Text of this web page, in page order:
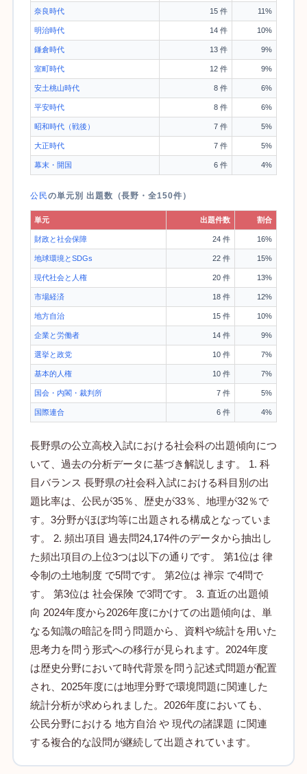
奈良時代 15 件 11%
明治時代 14 件 10%
鎌倉時代 13 件 9%
室町時代 12 件 9%
安土桃山時代 8 件 6%
平安時代 8 件 6%
昭和時代（戦後） 7 件 5%
大正時代 7 件 5%
幕末・開国 6 件 4%
公民の単元別 出題数（長野・全150件）
単元 出題件数 割合
財政と社会保障 24 件 16%
地球環境とSDGs 22 件 15%
現代社会と人権 20 件 13%
市場経済 18 件 12%
地方自治 15 件 10%
企業と労働者 14 件 9%
選挙と政党 10 件 7%
基本的人権 10 件 7%
国会・内閣・裁判所 7 件 5%
国際連合 6 件 4%
長野県の公立高校入試における社会科の出題傾向につ
いて、過去の分析データに基づき解説します。 1. 科
目バランス 長野県の社会科入試における科目別の出
題比率は、公民が35％、歴史が33％、地理が32％で
す。3分野がほぼ均等に出題される構成となっていま
す。 2. 頻出項目 過去問24,174件のデータから抽出し
た頻出項目の上位3つは以下の通りです。 第1位は 律
令制の土地制度 で5問です。 第2位は 禅宗 で4問で
す。 第3位は 社会保険 で3問です。 3. 直近の出題傾
向 2024年度から2026年度にかけての出題傾向は、単
なる知識の暗記を問う問題から、資料や統計を用いた
思考力を問う形式への移行が見られます。2024年度
は歴史分野において時代背景を問う記述式問題が配置
され、2025年度には地理分野で環境問題に関連した
統計分析が求められました。2026年度においても、
公民分野における 地方自治 や 現代の諸課題 に関連
する複合的な設問が継続して出題されています。